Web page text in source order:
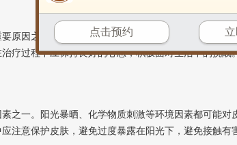
因之一。当患者面临生活、工作等压力时，可能会
疗过程中应保持良好的心态，积极面对生活中的挑战
一。阳光暴晒、化学物质刺激等环境因素都可能对
注意保护皮肤，避免过度暴露在阳光下，避免接触有
点击预约